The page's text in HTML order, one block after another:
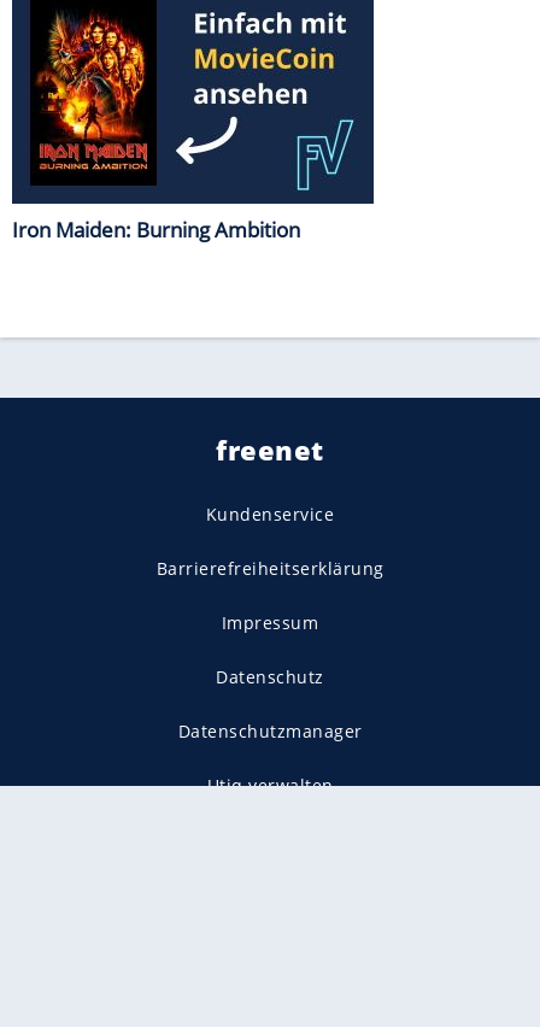
Iron Maiden: Burning Ambition
freenet
Kundenservice
Barrierefreiheitserklärung
Impressum
Datenschutz
Datenschutzmanager
Utiq verwalten